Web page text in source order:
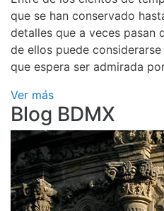
que se han conservado
detalles que a veces pasan
de ellos puede
que espera ser admirada
Ver más
Blog BDMX